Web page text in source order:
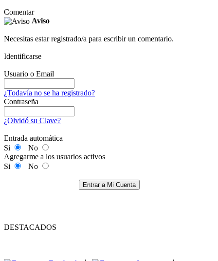
Comentar
Aviso
Necesitas estar registrado/a para escribir un comentario.
Identificarse
Usuario o Email
¿Todavía no se ha registrado?
Contraseña
¿Olvidó su Clave?
Entrada automática
Si
No
Agregarme a los usuarios activos
Si
No
Entrar a Mi Cuenta
DESTACADOS